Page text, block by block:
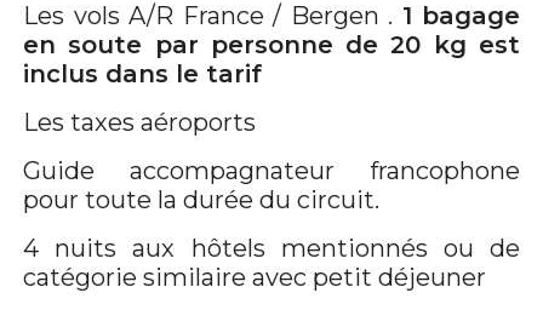
Les vols A/R France / Bergen . 1 bagage
en soute par personne de 20 kg est
inclus dans le tarif
Les taxes aéroports
Guide accompagnateur francophone
pour toute la durée du circuit.
4 nuits aux hôtels mentionnés ou de
catégorie similaire avec petit déjeuner